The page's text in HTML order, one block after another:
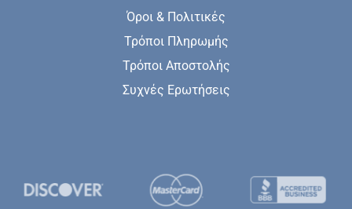
Όροι & Πολιτικές
Τρόποι Πληρωμής
Τρόποι Αποστολής
Συχνές Ερωτήσεις